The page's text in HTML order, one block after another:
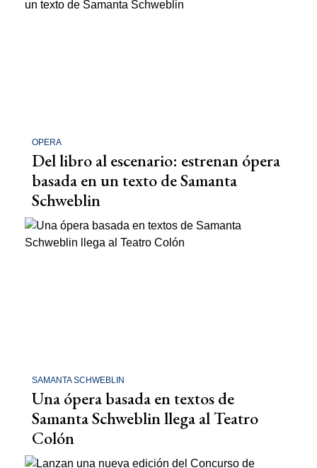
OPERA
Del libro al escenario: estrenan ópera
basada en un texto de Samanta
Schweblin
SAMANTA SCHWEBLIN
Una ópera basada en textos de
Samanta Schweblin llega al Teatro
Colón